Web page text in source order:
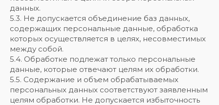
данных.
5.3. Не допускается объединение баз данных,
содержащих персональные данные, обработка
которых осуществляется в целях, несовместимых
между собой.
5.4. Обработке подлежат только персональные
данные, которые отвечают целям их обработки.
5.5. Содержание и объем обрабатываемых
персональных данных соответствуют заявленным
целям обработки. Не допускается избыточность